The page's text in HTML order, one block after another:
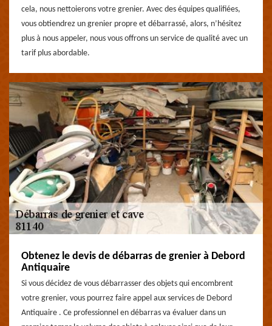
cela, nous nettoierons votre grenier. Avec des équipes qualifiées,
vous obtiendrez un grenier propre et débarrassé, alors, n’hésitez
plus à nous appeler, nous vous offrons un service de qualité avec un
tarif plus abordable.
Obtenez le devis de débarras de grenier à Debord
Antiquaire
Si vous décidez de vous débarrasser des objets qui encombrent
votre grenier, vous pourrez faire appel aux services de Debord
Antiquaire . Ce professionnel en débarras va évaluer dans un